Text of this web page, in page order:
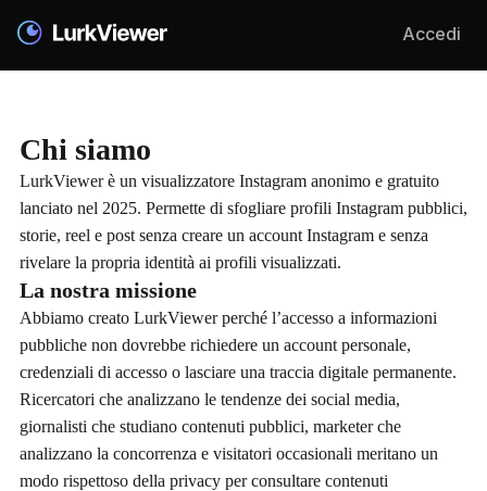
Accedi
Chi siamo
LurkViewer è un visualizzatore Instagram anonimo e gratuito
lanciato nel 2025. Permette di sfogliare profili Instagram pubblici,
storie, reel e post senza creare un account Instagram e senza
rivelare la propria identità ai profili visualizzati.
La nostra missione
Abbiamo creato LurkViewer perché l’accesso a informazioni
pubbliche non dovrebbe richiedere un account personale,
credenziali di accesso o lasciare una traccia digitale permanente.
Ricercatori che analizzano le tendenze dei social media,
giornalisti che studiano contenuti pubblici, marketer che
analizzano la concorrenza e visitatori occasionali meritano un
modo rispettoso della privacy per consultare contenuti